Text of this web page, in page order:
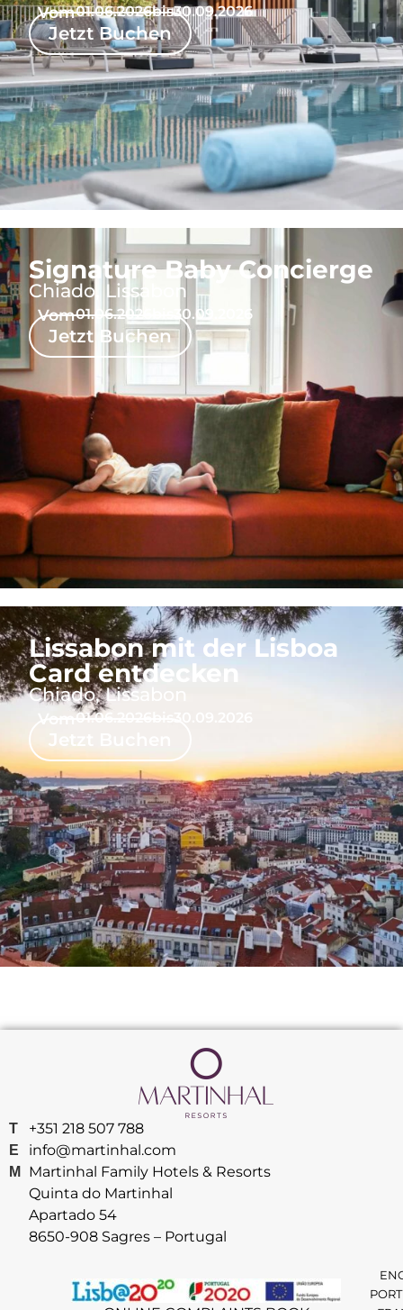
Jetzt Buchen
Vom01.06.2026bis30.09.2026
Signature Baby Concierge
Chiado, Lissabon
Jetzt Buchen
Vom01.06.2026 30.09.2026
Lissabon mit der Lisboa
Card entdecken
Chiado, Lissabon
Jetzt Buchen
Vom01.06.2026
T
E
M
+351 218 507 788
info@martinhal.com
Martinhal Family Hotels & Resorts
Quinta do Martinhal
Apartado 54
8650-908 Sagres – Portugal